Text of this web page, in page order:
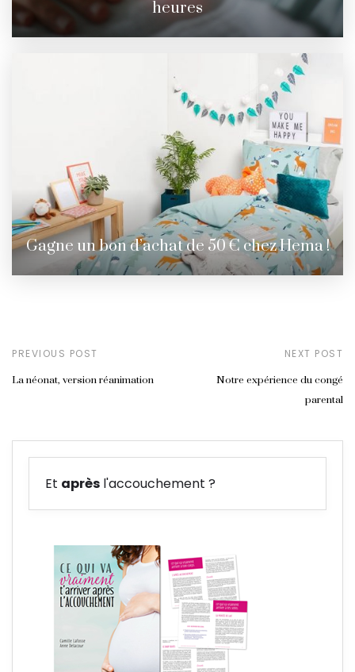
heures
Gagne un bon d’achat de 50 € chez Hema !
PREVIOUS POST
La néonat, version réanimation
NEXT POST
Notre expérience du congé
parental
Et après l'accouchement ?